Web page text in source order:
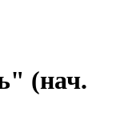
(нач.